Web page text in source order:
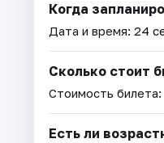
Когда
Дата и время: 24
Сколько стоит
Стоимость
Есть ли